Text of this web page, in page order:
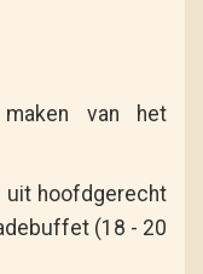
van het
hoofdgerecht
(18 - 20